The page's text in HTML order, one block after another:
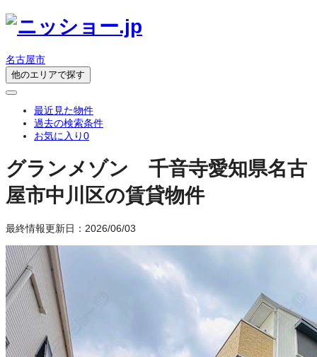
名古屋市
他のエリアで探す
最近見た物件
過去の検索条件
お気に入り0
グランメゾン 千音寺愛知県名古
屋市中川区の賃貸物件
最終情報更新日：2026/06/03